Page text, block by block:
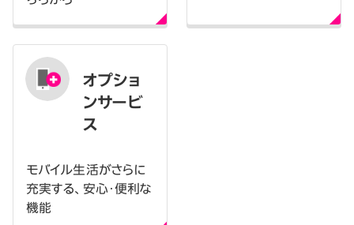
オプショ
ンサービ
ス
モバイル生活がさらに
充実する、安心・便利な
機能